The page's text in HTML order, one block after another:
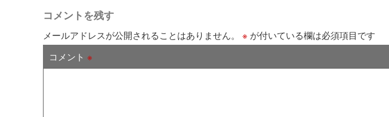
コメントを残す
メールアドレスが公開されることはありません。 ※ が付いている欄は必須項目です
コメント ※